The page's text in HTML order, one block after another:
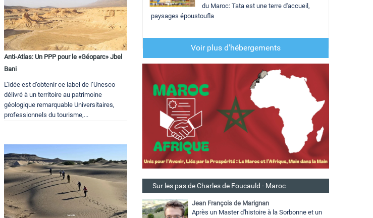
Anti-Atlas: Un PPP pour le «Géoparc» Jbel
Bani
L’idée est d’obtenir ce label de l’Unesco
délivré à un territoire au patrimoine
géologique remarquable Universitaires,
professionnels du tourisme,...
du Maroc: Tata est une terre d'accueil,
paysages époustoufla
Voir plus d'hébergements
Sur les pas de Charles de Foucauld - Maroc
Jean François de Marignan
Après un Master d'histoire à la Sorbonne et un